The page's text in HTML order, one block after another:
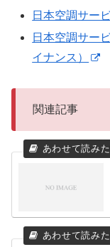
日本空調サー
日本空調サー
イナンス）
関連記事